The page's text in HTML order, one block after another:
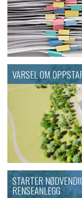
VARSEL OM
STARTER
RENSEANLEGG